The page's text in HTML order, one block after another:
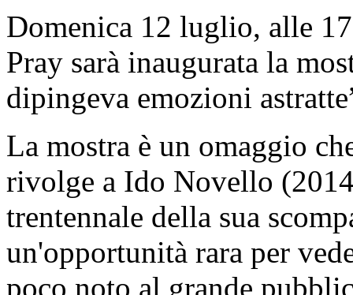
Domenica 12 luglio, alle
Pray sarà inaugurata la
dipingeva emozioni
La mostra è un omaggio
rivolge a Ido Novello
trentennale della sua
un'opportunità rara per
poco noto al grande